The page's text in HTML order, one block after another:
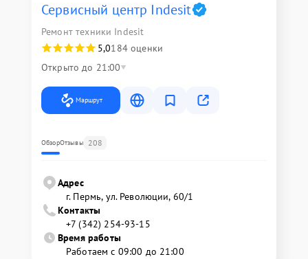
Сервисный центр Indesit
Ремонт техники Indesit
5,0184 оценки
Открыто до 21:00
Маршрут
ОбзорОтзывы 208
Адрес
г. Пермь, ул. ​Революции, 60/1
Контакты
+7 (342) 254-93-15
Время работы
Работаем с 09:00 до 21:00